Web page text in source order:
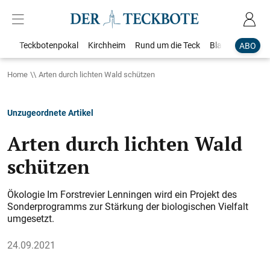
ABO
Teckbotenpokal Kirchheim Rund um die Teck Blaulicht
Home Arten durch lichten Wald schützen
Unzugeordnete Artikel
Arten durch lichten Wald
schützen
Ökologie Im Forstrevier Lenningen wird ein Projekt des
Sonderprogramms zur Stärkung der biologischen Vielfalt
umgesetzt.
24.09.2021